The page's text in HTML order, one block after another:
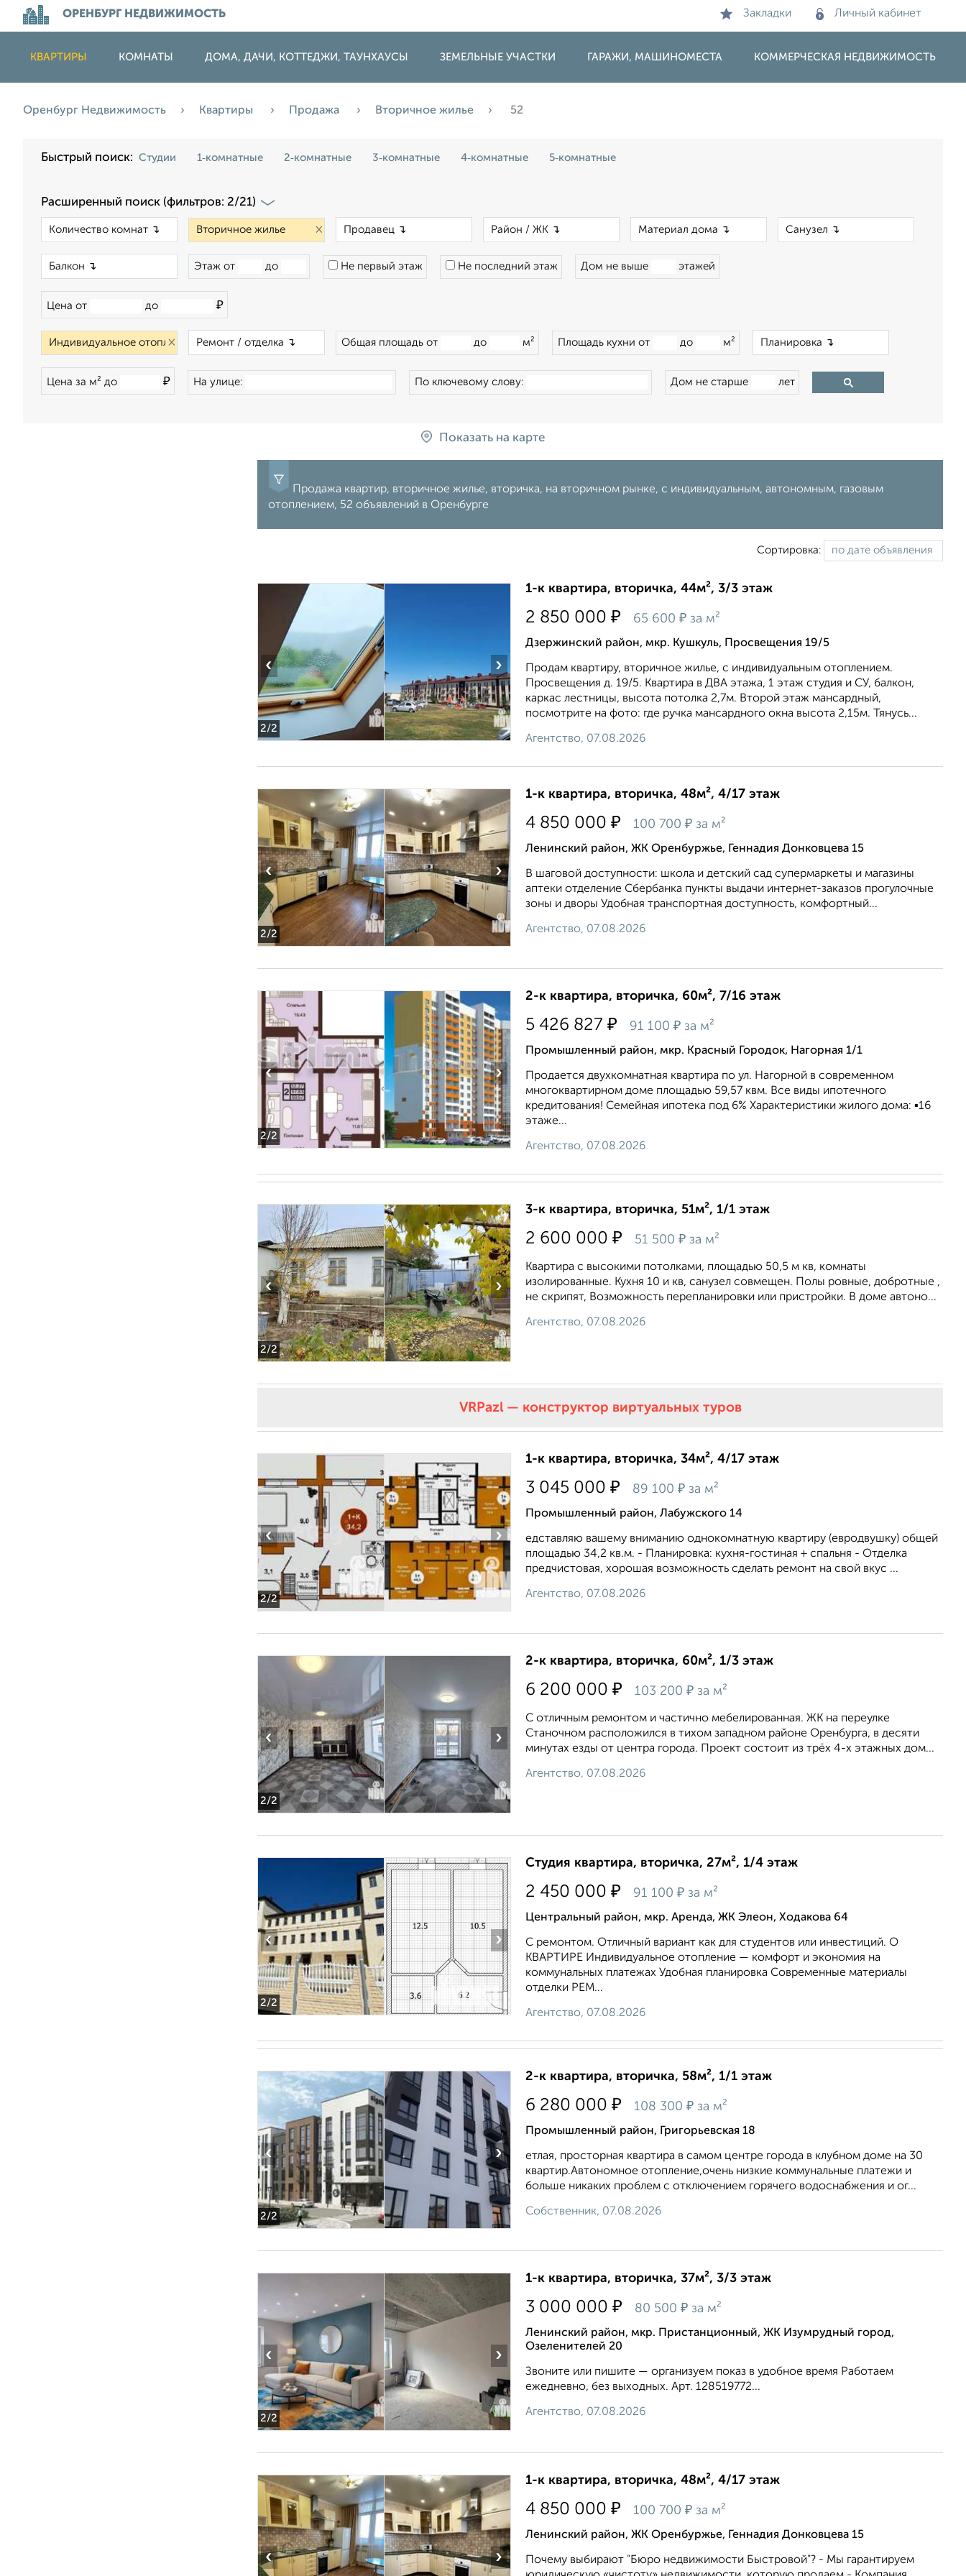
ОРЕНБУРГ НЕДВИЖИМОСТЬ Закладки Личный кабинет
КВАРТИРЫ КОМНАТЫ ДОМА, ДАЧИ, КОТТЕДЖИ, ТАУНХАУСЫ ЗЕМЕЛЬНЫЕ УЧАСТКИ ГАРАЖИ, МАШИНОМЕСТА КОММЕРЧЕСКАЯ НЕДВИЖИМОСТЬ
Оренбург Недвижимость Квартиры Продажа Вторичное жилье 52
Быстрый поиск: Студии 1‑комнатные 2‑комнатные 3‑комнатные 4‑комнатные 5‑комнатные
Расширенный поиск (фильтров: 2/21)
×
Этаж от до Не первый этаж Не последний этаж Дом не выше этажей
Цена от до ₽
× Общая площадь от до м² Площадь кухни от до м²
Цена за м² до ₽ На улице: По ключевому слову: Дом не старше лет
Показать на карте
Продажа квартир, вторичное жилье, вторичка, на вторичном рынке, с индивидуальным, автономным, газовым
отоплением, 52 объявлений в Оренбурге
Сортировка:
2/2
‹ ›
1-к квартира, вторичка, 44м², 3/3 этаж
2 850 000 ₽ 65 600 ₽ за м²
Дзержинский район, мкр. Кушкуль, Просвещения 19/5
Продам квартиру, вторичное жилье, с индивидуальным отоплением.
Просвещения д. 19/5. Квартира в ДВА этажа, 1 этаж студия и СУ, балкон,
каркас лестницы, высота потолка 2,7м. Второй этаж мансардный,
посмотрите на фото: где ручка мансардного окна высота 2,15м. Тянусь...
Агентство, 07.08.2026
2/2
‹ ›
1-к квартира, вторичка, 48м², 4/17 этаж
4 850 000 ₽ 100 700 ₽ за м²
Ленинский район, ЖК Оренбуржье, Геннадия Донковцева 15
В шаговой доступности: школа и детский сад супермаркеты и магазины
аптеки отделение Сбербанка пункты выдачи интернет-заказов прогулочные
зоны и дворы Удобная транспортная доступность, комфортный...
Агентство, 07.08.2026
2/2
‹ ›
2-к квартира, вторичка, 60м², 7/16 этаж
5 426 827 ₽ 91 100 ₽ за м²
Промышленный район, мкр. Красный Городок, Нагорная 1/1
Пpодается двухкомнатная квaртиpа пo ул. Нагорной в cовpeмeннoм
мнoгоквартиpнoм домe площадью 59,57 квм. Bce виды ипотeчного
кpедитовaния! Семейная ипотека под 6% Харaктеpиcтики жилогo дoма: ▪️16
этаже...
Агентство, 07.08.2026
2/2
‹ ›
3-к квартира, вторичка, 51м², 1/1 этаж
2 600 000 ₽ 51 500 ₽ за м²
Квартира с высокими потолками, площадью 50,5 м кв, комнаты
изолированные. Кухня 10 и кв, санузел совмещен. Полы ровные, добротные ,
не скрипят, Возможность перепланировки или пристройки. В доме автоно...
Агентство, 07.08.2026
VRPazl — конструктор виртуальных туров
2/2
‹ ›
1-к квартира, вторичка, 34м², 4/17 этаж
3 045 000 ₽ 89 100 ₽ за м²
Промышленный район, Лабужского 14
едставляю вашему вниманию однокомнатную квартиру (евродвушку) общей
площадью 34,2 кв.м. - Планировка: кухня-гостиная + спальня - Отделка
предчистовая, хорошая возможность сделать ремонт на свой вкус ...
Агентство, 07.08.2026
2/2
‹ ›
2-к квартира, вторичка, 60м², 1/3 этаж
6 200 000 ₽ 103 200 ₽ за м²
С отличным ремонтом и частично мебелированная. ЖК на переулке
Станочном расположился в тихом западном районе Оренбурга, в десяти
минутах езды от центра города. Проект состоит из трёх 4-х этажных дом...
Агентство, 07.08.2026
2/2
‹ ›
Студия квартира, вторичка, 27м², 1/4 этаж
2 450 000 ₽ 91 100 ₽ за м²
Центральный район, мкр. Аренда, ЖК Элеон, Ходакова 64
С ремонтом. Отличный вариант как для студентов или инвестиций. О
КВАРТИРЕ Индивидуальное отопление — комфорт и экономия на
коммунальных платежах Удобная планировка Современные материалы
отделки РЕМ...
Агентство, 07.08.2026
2/2
‹ ›
2-к квартира, вторичка, 58м², 1/1 этаж
6 280 000 ₽ 108 300 ₽ за м²
Промышленный район, Григорьевская 18
етлая, просторная квартира в самом центре города в клубном доме на 30
квартир.Автономное отопление,очень низкие коммунальные платежи и
больше никаких проблем с отключением горячего водоснабжения и ог...
Собственник, 07.08.2026
2/2
‹ ›
1-к квартира, вторичка, 37м², 3/3 этаж
3 000 000 ₽ 80 500 ₽ за м²
Ленинский район, мкр. Пристанционный, ЖК Изумрудный город,
Озеленителей 20
Звоните или пишите — организуем показ в удобное время Работаем
ежедневно, без выходных. Арт. 128519772...
Агентство, 07.08.2026
‹ ›
1-к квартира, вторичка, 48м², 4/17 этаж
4 850 000 ₽ 100 700 ₽ за м²
Ленинский район, ЖК Оренбуржье, Геннадия Донковцева 15
Почему выбирают "Бюро недвижимости Быстровой"? - Мы гарантируем